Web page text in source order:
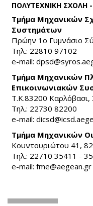
ΠΟΛΥΤΕΧΝΙΚΗ ΣΧΟΛΗ
Τμήμα Μηχανικών
Συστημάτων
Πρώην 1ο Γυμνάσιο
Τηλ.: 22810 97102
e-mail:
Τμήμα Μηχανικών
Επικοινωνιακών
Τ.Κ.83200 Καρλόβασι,
Τηλ.: 22730 82200
e-mail:
Τμήμα Μηχανικών
Κουντουριώτου 41,
Τηλ.: 22710 35411 -
e-mail: fme@aegean.gr